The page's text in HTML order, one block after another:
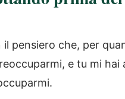
pensiero che, per
e tu mi